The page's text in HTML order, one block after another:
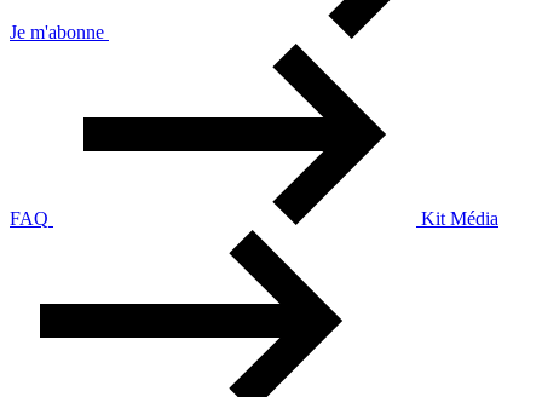
Je m'abonne
FAQ Kit Média